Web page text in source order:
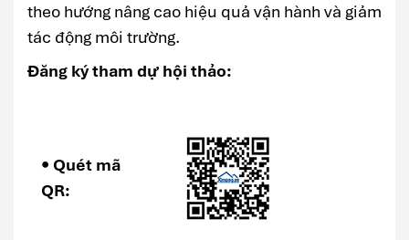
theo hướng nâng cao hiệu quả vận hành và giảm
tác động môi trường.
Đăng ký tham dự hội thảo:
• Quét mã
QR: